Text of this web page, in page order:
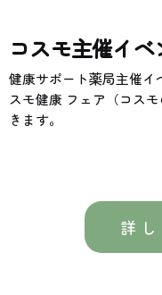
コスモ主催イ
健康サポート薬局主催イ
スモ健康 フェア（コス
きます。
詳 し